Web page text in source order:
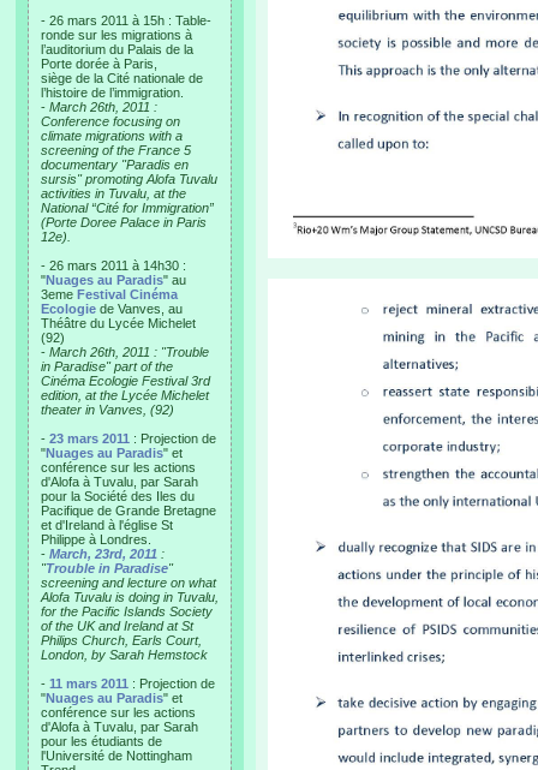
- 26 mars 2011 à 15h : Table-
ronde sur les migrations à
l’auditorium du Palais de la
Porte dorée à Paris,
siège de la Cité nationale de
l’histoire de l’immigration.
- March 26th, 2011 :
Conference focusing on
climate migrations with a
screening of the France 5
documentary "Paradis en
sursis" promoting Alofa Tuvalu
activities in Tuvalu, at the
National “Cité for Immigration”
(Porte Doree Palace in Paris
12e).
- 26 mars 2011 à 14h30 :
"Nuages au Paradis" au
3eme Festival Cinéma
Ecologie de Vanves, au
Théâtre du Lycée Michelet
(92)
- March 26th, 2011 : "Trouble
in Paradise" part of the
Cinéma Ecologie Festival 3rd
edition, at the Lycée Michelet
theater in Vanves, (92)
- 23 mars 2011 : Projection de
"Nuages au Paradis" et
conférence sur les actions
d'Alofa à Tuvalu, par Sarah
pour la Société des Iles du
Pacifique de Grande Bretagne
et d'Ireland à l'église St
Philippe à Londres.
- March, 23rd, 2011 :
"Trouble in Paradise"
screening and lecture on what
Alofa Tuvalu is doing in Tuvalu,
for the Pacific Islands Society
of the UK and Ireland at St
Philips Church, Earls Court,
London, by Sarah Hemstock
- 11 mars 2011 : Projection de
"Nuages au Paradis" et
conférence sur les actions
d'Alofa à Tuvalu, par Sarah
pour les étudiants de
l'Université de Nottingham